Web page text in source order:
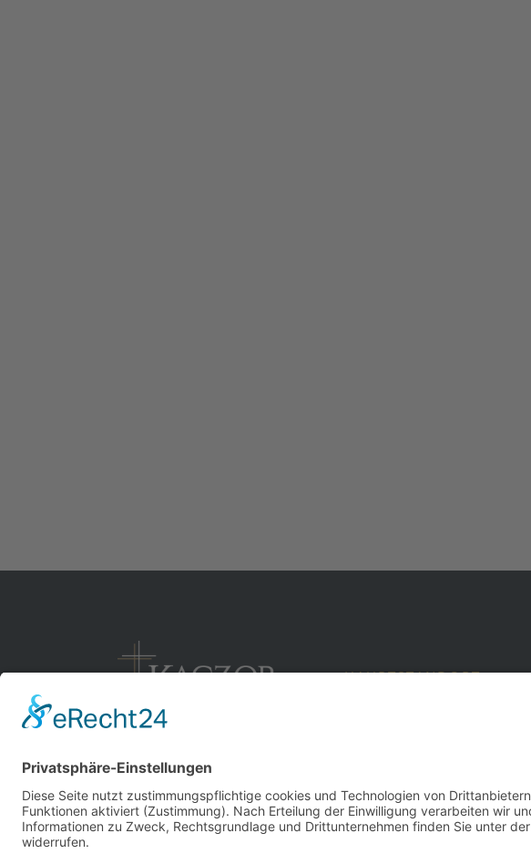
Dienst den Lebenden ...
HAUPTSTANDORT
Tel.: 0 23 65 - 2 17 07
Fax: 0 23 65 - 2 65 46